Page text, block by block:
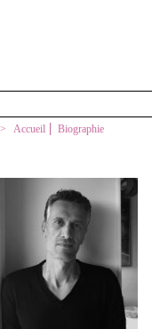
Accueil Biographie